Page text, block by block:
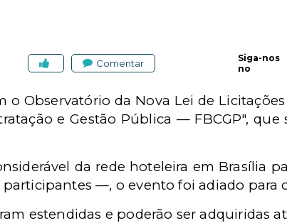
Comentar
Siga-nos
no
o Observatório da Nova Lei de
e Gestão Pública — FBCGP",
da rede hoteleira em Brasília
—, o evento foi adiado para
estendidas e poderão ser adquiridas